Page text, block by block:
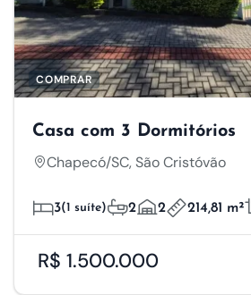
COMPRAR
Casa com 3 Dormitórios
Chapecó/SC, São Cristóvão
3(1 suíte) 2 2 214,81 m²
R$ 1.500.000